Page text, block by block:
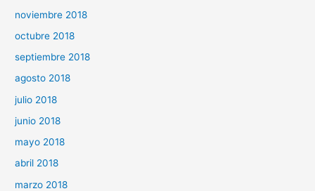
noviembre 2018
octubre 2018
septiembre 2018
agosto 2018
julio 2018
junio 2018
mayo 2018
abril 2018
marzo 2018